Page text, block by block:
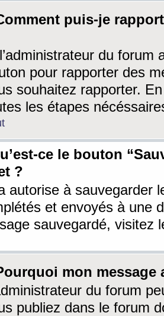
puis-je
du forum
pour rapporter des
souhaitez rapporter.
les étapes
ce le bouton
?
autorise à sauvegarder
et envoyés à une
sauvegardé, visitez
mon message
du forum
publiez dans le forum